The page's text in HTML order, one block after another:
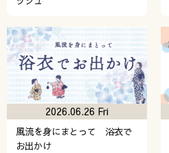
風流を身にまとって 浴衣で
お出かけ
2026.06.26 Fri